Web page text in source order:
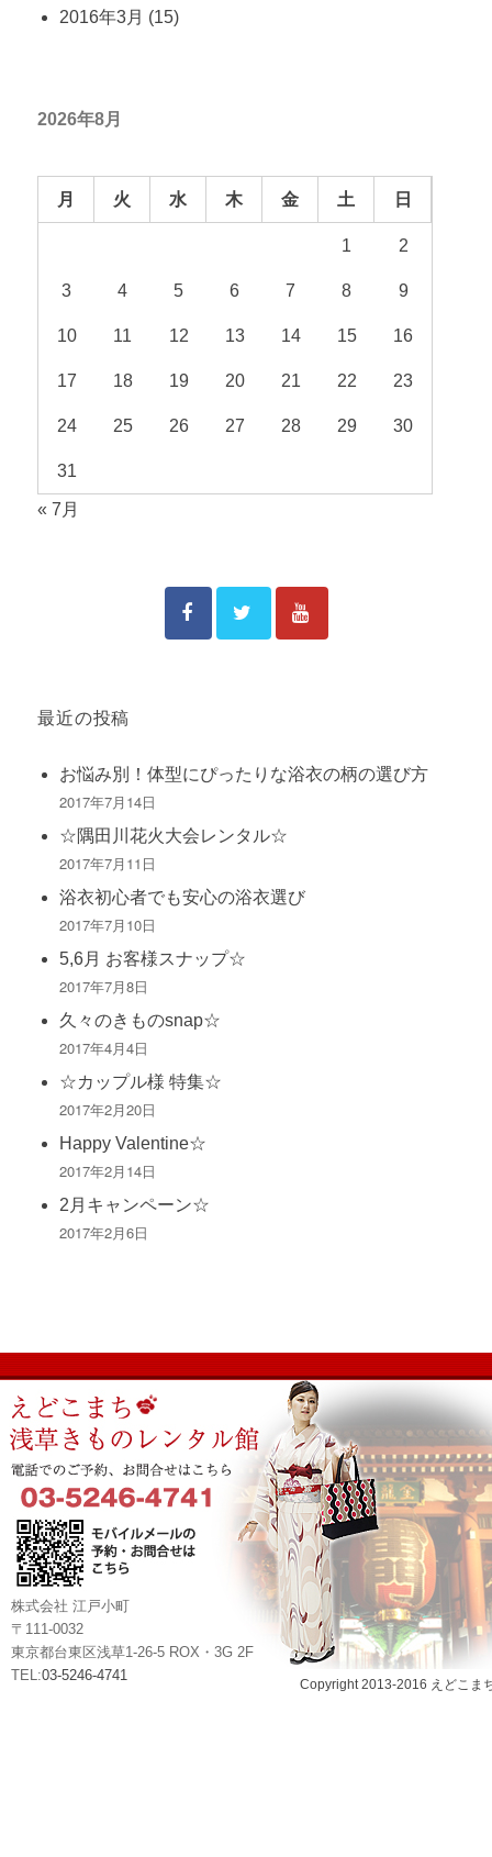
2016年3月 (15)
2026年8月
月 火 水 木 金 土 日
1 2
3 4 5 6 7 8 9
10 11 12 13 14 15 16
17 18 19 20 21 22 23
24 25 26 27 28 29 30
31
« 7月
最近の投稿
お悩み別！体型にぴったりな浴衣の柄の選び方
2017年7月14日
☆隅田川花火大会レンタル☆
2017年7月11日
浴衣初心者でも安心の浴衣選び
2017年7月10日
5,6月 お客様スナップ☆
2017年7月8日
久々のきものsnap☆
2017年4月4日
☆カップル様 特集☆
2017年2月20日
Happy Valentine☆
2017年2月14日
2月キャンペーン☆
2017年2月6日
株式会社 江戸小町
〒111-0032
東京都台東区浅草1-26-5 ROX・3G 2F
TEL:03-5246-4741
Copyright 2013-2016 えどこま